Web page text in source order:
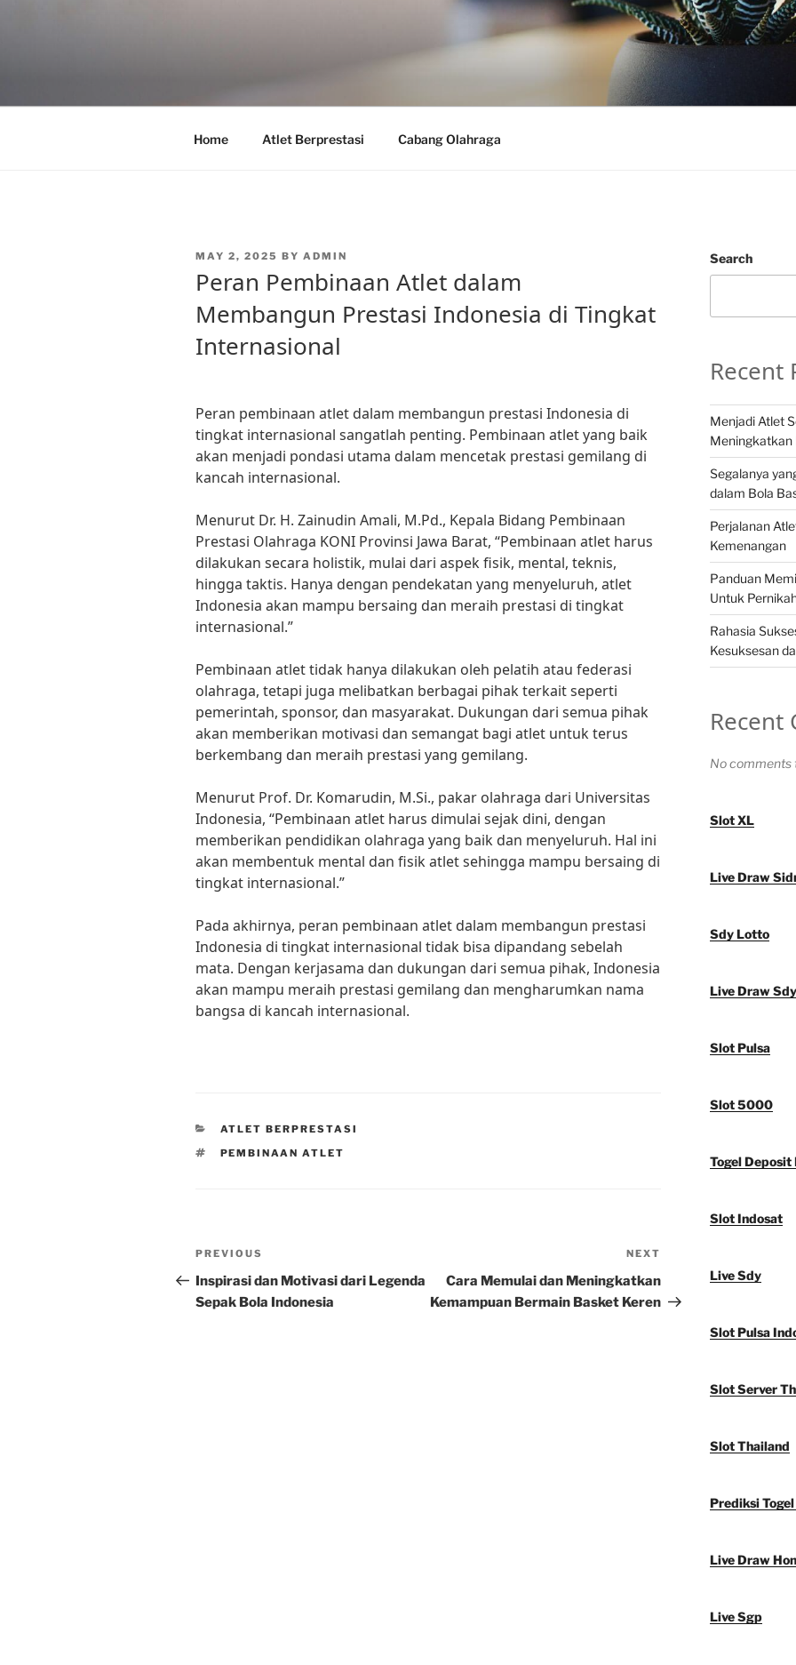
Home Atlet Berprestasi Cabang Olahraga
POSTED
MAY 2, 2025 BY ADMIN
Peran Pembinaan Atlet dalam
Membangun Prestasi Indonesia di Tingkat
Internasional
Peran pembinaan atlet dalam membangun prestasi Indonesia di
tingkat internasional sangatlah penting. Pembinaan atlet yang baik
akan menjadi pondasi utama dalam mencetak prestasi gemilang di
kancah internasional.
Menurut Dr. H. Zainudin Amali, M.Pd., Kepala Bidang Pembinaan
Prestasi Olahraga KONI Provinsi Jawa Barat, “Pembinaan atlet harus
dilakukan secara holistik, mulai dari aspek fisik, mental, teknis,
hingga taktis. Hanya dengan pendekatan yang menyeluruh, atlet
Indonesia akan mampu bersaing dan meraih prestasi di tingkat
internasional.”
Pembinaan atlet tidak hanya dilakukan oleh pelatih atau federasi
olahraga, tetapi juga melibatkan berbagai pihak terkait seperti
pemerintah, sponsor, dan masyarakat. Dukungan dari semua pihak
akan memberikan motivasi dan semangat bagi atlet untuk terus
berkembang dan meraih prestasi yang gemilang.
Menurut Prof. Dr. Komarudin, M.Si., pakar olahraga dari Universitas
Indonesia, “Pembinaan atlet harus dimulai sejak dini, dengan
memberikan pendidikan olahraga yang baik dan menyeluruh. Hal ini
akan membentuk mental dan fisik atlet sehingga mampu bersaing di
tingkat internasional.”
Pada akhirnya, peran pembinaan atlet dalam membangun prestasi
Indonesia di tingkat internasional tidak bisa dipandang sebelah
mata. Dengan kerjasama dan dukungan dari semua pihak, Indonesia
akan mampu meraih prestasi gemilang dan mengharumkan nama
bangsa di kancah internasional.
CATEGORIES
ATLET BERPRESTASI
TAGS
PEMBINAAN ATLET
Post
navigation
Previous
Post
PREVIOUS
Inspirasi dan Motivasi dari Legenda
Sepak Bola Indonesia
Post
NEXT
Cara Memulai dan Meningkatkan
Kemampuan Bermain Basket Keren
Search
Recent
Menjadi Atlet
Meningkatkan
Segalanya
dalam Bola
Perjalanan
Kemenangan
Panduan
Untuk
Rahasia
Kesuksesan
Recent
No comments
Slot XL
Live Draw
Sdy Lotto
Live Draw Sdy
Slot Pulsa
Slot 5000
Togel Deposit
Slot Indosat
Live Sdy
Slot Pulsa
Slot Server
Slot Thailand
Prediksi
Live Draw
Live Sgp